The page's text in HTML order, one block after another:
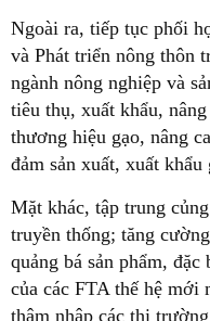
Ngoài ra, tiếp tục phối
và Phát triển nông thôn
ngành nông nghiệp và
tiêu thụ, xuất khẩu,
thương hiệu gạo, nâng
đảm sản xuất, xuất khẩu
Mặt khác, tập trung
truyền thống; tăng
quảng bá sản phẩm,
của các FTA thế hệ mới
thâm nhập các thị